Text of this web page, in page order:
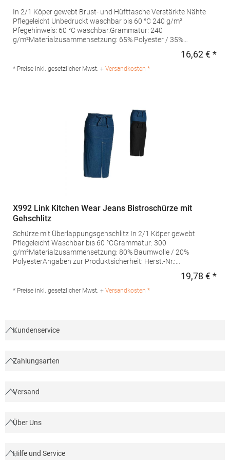
In 2/1 Köper gewebt Brust- und Hüfttasche Verstärkte Nähte
Pflegeleicht Unbedruckt waschbar bis 60 °C 240 g/m²
Pfegehinweis: 60 °C waschbar.Grammatur: 240
g/m²Materialzusammensetzung: 65% Polyester / 35%
Hersteller: Halink Groothandel B.V. Deventerstraat 4 7575EM
Oldenzaal Niederlande E-Mail: info@halink.nl
16,62 € *
* Preise inkl. gesetzlicher Mwst. + Versandkosten *
X992 Link Kitchen Wear Jeans Bistroschürze mit
Gehschlitz
Schürze mit Überlappungsgehschlitz In 2/1 Köper gewebt
Pflegeleicht Waschbar bis 60 °CGrammatur: 300
g/m²Materialzusammensetzung: 80% Baumwolle / 20%
PolyesterAngaben zur Produktsicherheit: Herst.-Nr.:
Deventerstraat 4 7575EM Oldenzaal Niederlande E-Mail:
info@halink.nl
19,78 € *
* Preise inkl. gesetzlicher Mwst. + Versandkosten *
Kundenservice
Zahlungsarten
Versand
Über Uns
Hilfe und Service